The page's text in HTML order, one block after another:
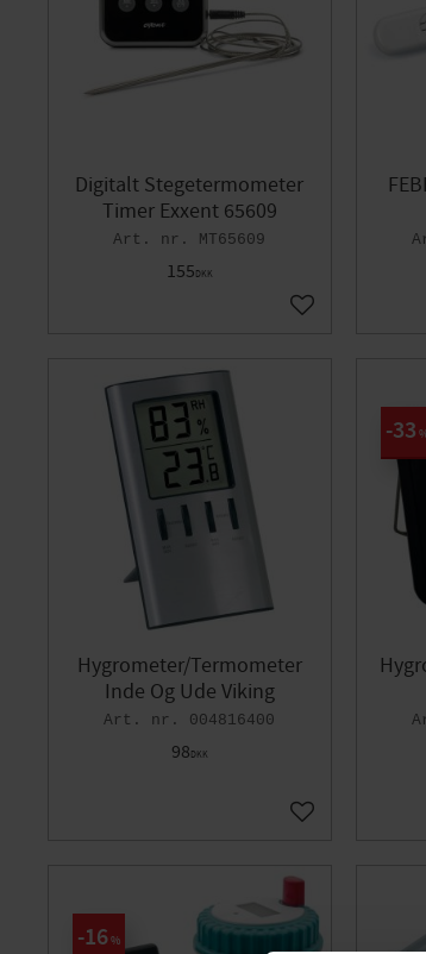
Digitalt Stegetermometer
Timer Exxent 65609
MT65609
155DKK
Gem som favorit
Hygrometer/Termometer
Inde Og Ude Viking
004816400
98DKK
Gem som favorit
33
16%